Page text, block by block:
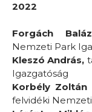
2022
Forgách
Nemzeti Park
Kleszó András,
Igazgatóság
Korbély Zoltán
felvidéki